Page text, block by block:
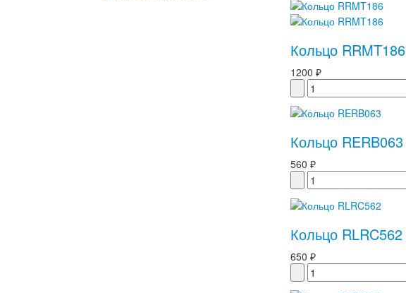
Кольцо RRMT186
1200 ₽
Кольцо RERB063
560 ₽
Кольцо RLRC562
650 ₽